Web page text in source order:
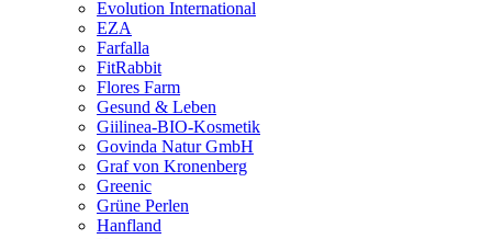
Evolution International
EZA
Farfalla
FitRabbit
Flores Farm
Gesund & Leben
Giilinea-BIO-Kosmetik
Govinda Natur GmbH
Graf von Kronenberg
Greenic
Grüne Perlen
Hanfland